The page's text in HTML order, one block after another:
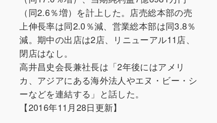
（同2.6％増）を計上した。店売総本部の売
上伸長率は同2.0％減、営業総本部は同3.8％
減。期中の出店は2店、リニューアル11店、
閉店はなし。
高井昌史会長兼社長は「2年後にはアメリ
カ、アジアにある海外法人やエヌ・ビー・シ
ーなどを連結する」と話した。
【2016年11月28日更新】